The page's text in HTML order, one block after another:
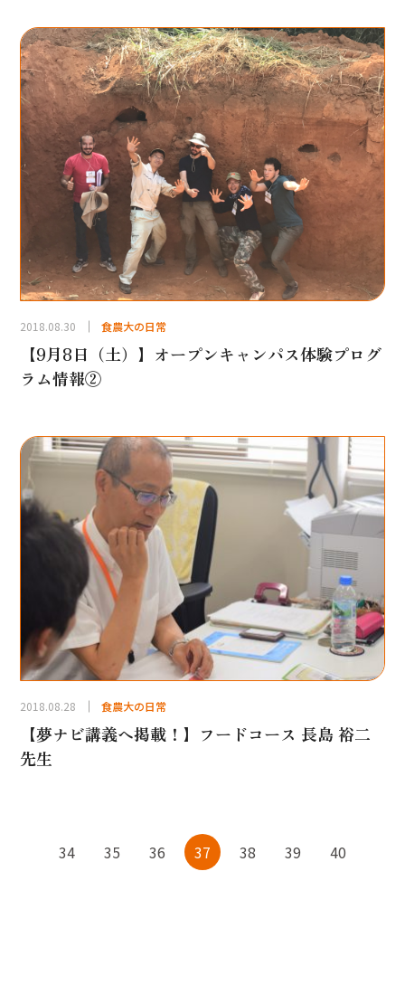
2018.08.30 食農大の日常
【9月8日（土）】オープンキャンパス体験プログ
ラム情報②
2018.08.28 食農大の日常
【夢ナビ講義へ掲載！】フードコース 長島 裕二
先生
34 35 36 37 38 39 40